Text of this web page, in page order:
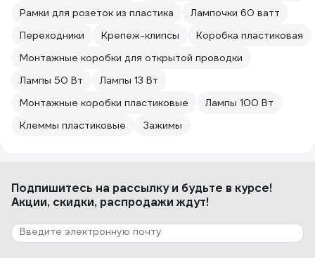
Рамки для розеток из пластика
Лампочки 60 ватт
Переходники
Крепеж-клипсы
Коробка пластиковая
Монтажные коробки для открытой проводки
Лампы 50 Вт
Лампы 13 Вт
Монтажные коробки пластиковые
Лампы 100 Вт
Клеммы пластиковые
Зажимы
Подпишитесь на рассылкуи будьте в курсе!
Акции, скидки, распродажи ждут!